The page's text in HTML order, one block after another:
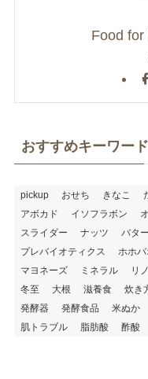
Food
おすすめキーワード
pickup おせち きなこ
アボカド
イソフラボン
スライダー
ナッツ バター
プレバイオティクス
ホホ
マヨネーズ
ミネラル リ
冬至
大根 滋養食 炊き
発酵器
発酵食品 米ぬか
肌トラブル
脂肪酸 酢酸